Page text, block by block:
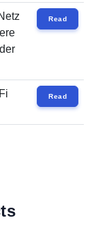
Read
Read